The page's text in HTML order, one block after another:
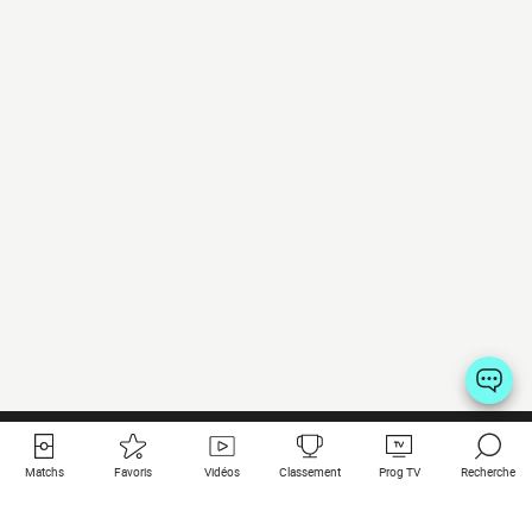
Matchs Favoris Vidéos Classement Prog TV Recherche